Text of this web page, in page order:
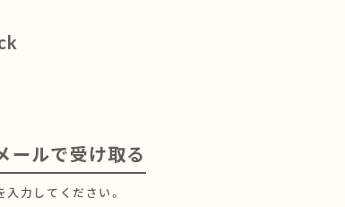
ールで受け取る
力してください。